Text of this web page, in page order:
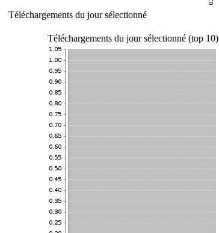
Téléchargements du jour sélectionné
Téléchargements du jour sélectionné (top 10)